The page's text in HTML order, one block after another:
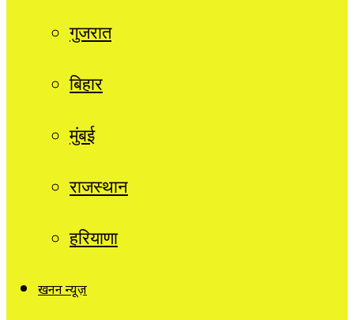
गुजरात
बिहार
मुंबई
राजस्थान
हरियाणा
खनन न्यूज़